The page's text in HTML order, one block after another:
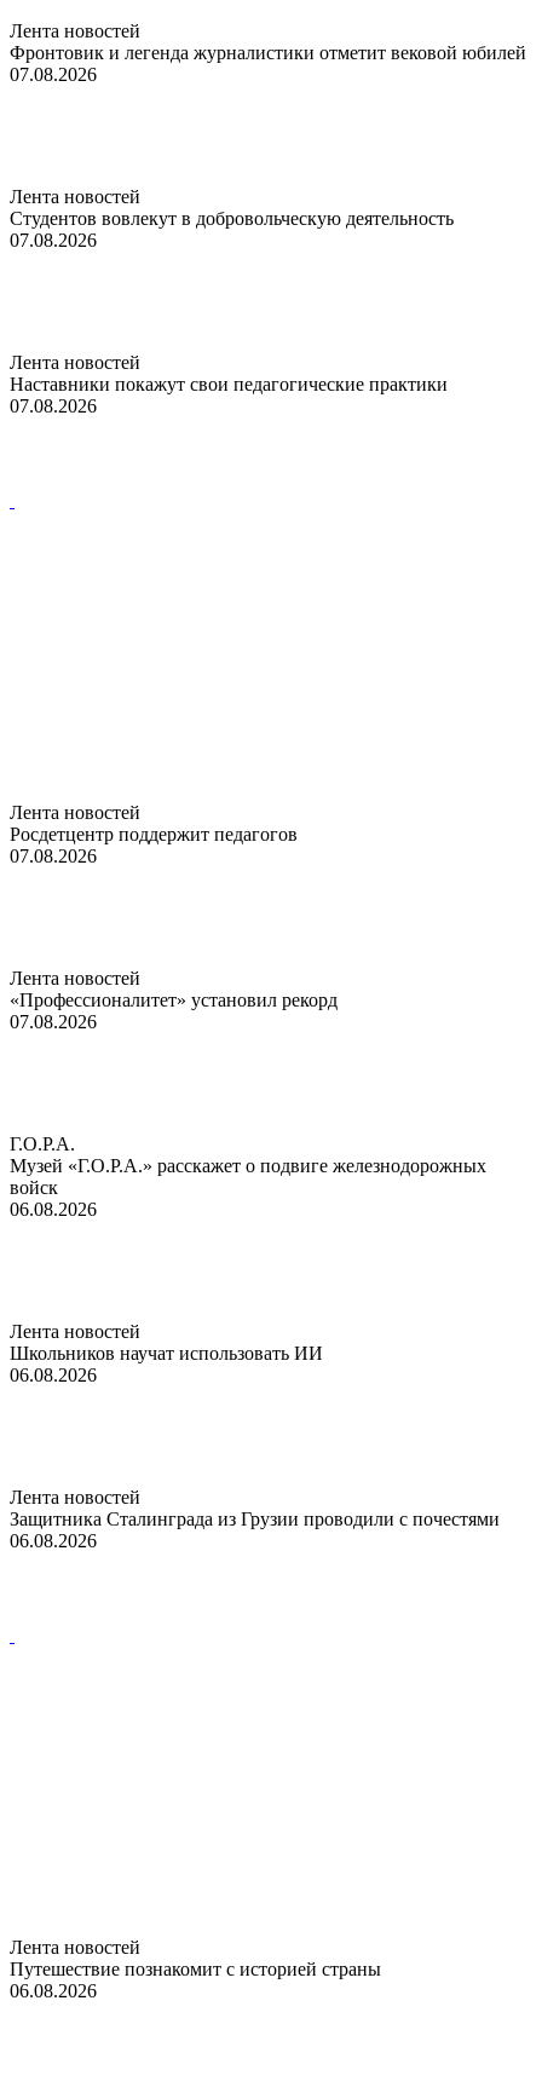
Лента новостей
Фронтовик и легенда журналистики отметит вековой юбилей
07.08.2026
Лента новостей
Студентов вовлекут в добровольческую деятельность
07.08.2026
Лента новостей
Наставники покажут свои педагогические практики
07.08.2026
Лента новостей
Росдетцентр поддержит педагогов
07.08.2026
Лента новостей
«Профессионалитет» установил рекорд
07.08.2026
Г.О.Р.А.
Музей «Г.О.Р.А.» расскажет о подвиге железнодорожных
войск
06.08.2026
Лента новостей
Школьников научат использовать ИИ
06.08.2026
Лента новостей
Защитника Сталинграда из Грузии проводили с почестями
06.08.2026
Лента новостей
Путешествие познакомит с историей страны
06.08.2026